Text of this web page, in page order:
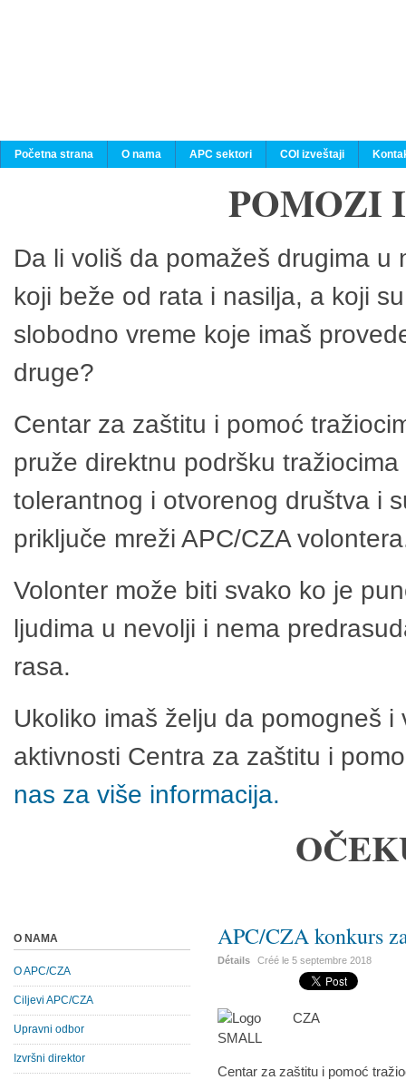
Početna strana O nama APC sektori COI izveštaji
POMOZI
Da li voliš da pomažeš drugima
koji beže od rata i nasilja, a koji
slobodno vreme koje imaš
druge?
Centar za zaštitu i pomoć
pruže direktnu podršku
tolerantnog i otvorenog društva i
priključe mreži APC/CZA
Volonter može biti svako ko je
ljudima u nevolji i nema
rasa.
Ukoliko imaš želju da pomogneš
aktivnosti Centra za zaštitu i
nas za više informacija.
APC/CZA konkurs
Détails Créé le5 septembre 2018
Centar za zaštitu i pomoć
O NAMA
O APC/CZA
Ciljevi APC/CZA
Upravni odbor
Izvršni direktor